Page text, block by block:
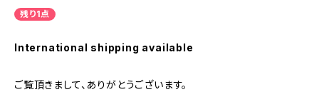
残り1点
International shipping available
ご覧頂きまして、ありがとうございます。